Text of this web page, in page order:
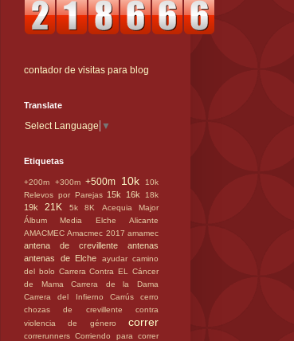
contador de visitas para blog
Translate
Select Language ▼
Etiquetas
+200m +300m +500m 10k
10k
Relevos por Parejas 15k 16k 18k
19k 21K 5k 8K
Acequia Major
Álbum Media Elche
Alicante
AMACMEC Amacmec 2017 amamec
antena de crevillente
antenas
antenas de Elche
ayudar camino
del bolo Carrera Contra EL Cáncer
de Mama
Carrera de la Dama
Carrera del Infierno
Carrús
cerro
chozas de crevillente
contra
violencia de género
correr
correrunners Corriendo para correr